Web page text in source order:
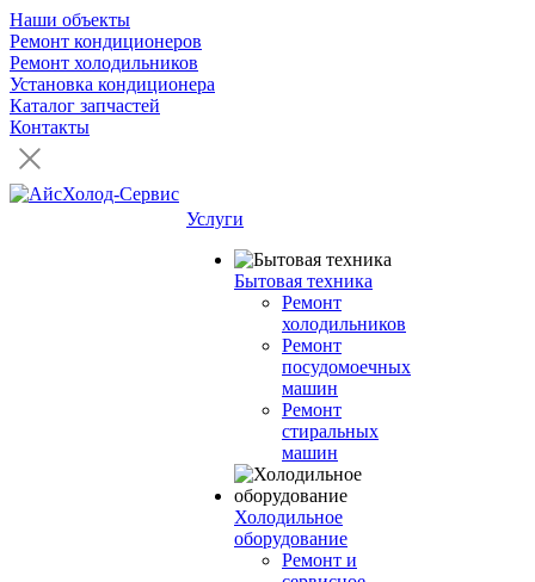
Наши объекты
Ремонт кондиционеров
Ремонт холодильников
Установка кондиционера
Каталог запчастей
Контакты
Услуги
Бытовая техника
Ремонт
холодильников
Ремонт
посудомоечных
машин
Ремонт
стиральных
машин
Холодильное
оборудование
Ремонт и